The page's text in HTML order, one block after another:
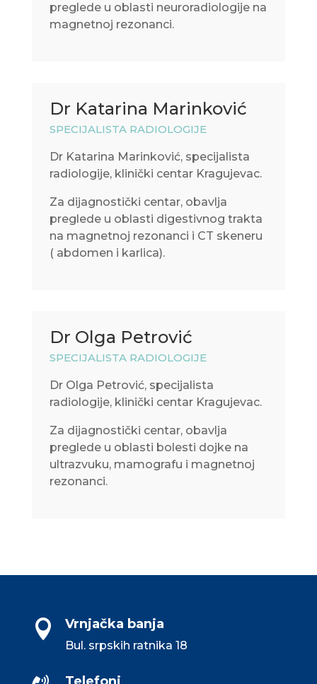
preglede u oblasti neuroradiologije na
magnetnoj rezonanci.
Dr Katarina Marinković
SPECIJALISTA RADIOLOGIJE
Dr Katarina Marinković, specijalista
radiologije, klinički centar Kragujevac.
Za dijagnostički centar, obavlja
preglede u oblasti digestivnog trakta
na magnetnoj rezonanci i CT skeneru
( abdomen i karlica).
Dr Olga Petrović
SPECIJALISTA RADIOLOGIJE
Dr Olga Petrović, specijalista
radiologije, klinički centar Kragujevac.
Za dijagnostički centar, obavlja
preglede u oblasti bolesti dojke na
ultrazvuku, mamografu i magnetnoj
rezonanci.
 Vrnjačka banja
Bul. srpskih ratnika 18